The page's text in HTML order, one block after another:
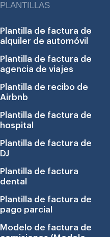
PLANTILLAS
Plantilla de factura de
alquiler de automóvil
Plantilla de factura de
agencia de viajes
Plantilla de recibo de
Airbnb
Plantilla de factura de
hospital
Plantilla de factura de
DJ
Plantilla de factura
dental
Plantilla de factura de
pago parcial
Modelo de factura de